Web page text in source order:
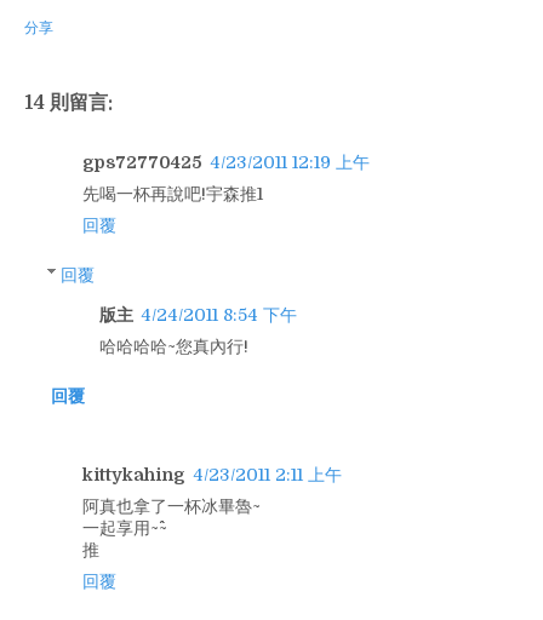
分享
14 則留言:
gps72770425 4/23/2011 12:19 上午
先喝一杯再說吧!宇森推1
回覆
回覆
版主 4/24/2011 8:54 下午
哈哈哈哈~您真內行!
回覆
kittykahing 4/23/2011 2:11 上午
阿真也拿了一杯冰畢魯~
一起享用~^^~
推
回覆